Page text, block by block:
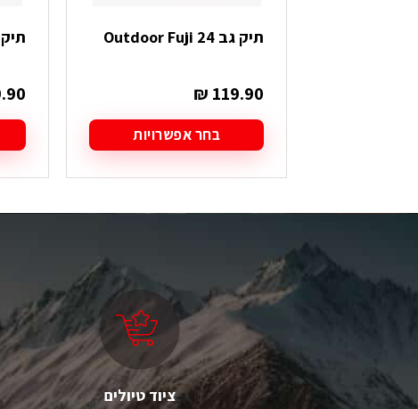
תיק גב Outdoor Fuji 24
₪ 119.90
בחר אפשרויות
למוצר
זה
ניתן
לבחור
את
האפשרויות
בעמוד
המוצר
זה
את
ציוד טיולים